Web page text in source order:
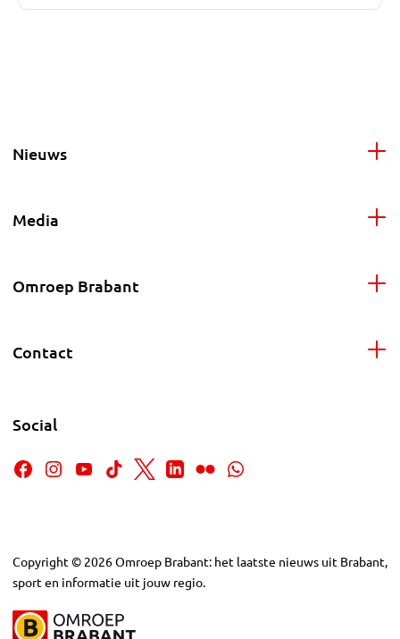
Nieuws
Media
Omroep Brabant
Contact
Social
Copyright © 2026Omroep Brabant: het laatste nieuws uit Brabant,
sport en informatie uit jouw regio.